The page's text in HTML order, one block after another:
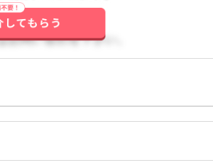
お問い合わせ下さい。